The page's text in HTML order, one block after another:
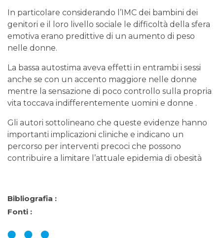
In particolare considerando l’IMC dei bambini dei
genitori e il loro livello sociale le difficoltà della sfera
emotiva erano predittive di un aumento di peso
nelle donne.
La bassa autostima aveva effetti in entrambi i sessi
anche se con un accento maggiore nelle donne
mentre la sensazione di poco controllo sulla propria
vita toccava indifferentemente uomini e donne .
Gli autori sottolineano che queste evidenze hanno
importanti implicazioni cliniche e indicano un
percorso per interventi precoci che possono
contribuire a limitare l’attuale epidemia di obesità
Bibliografia :
Fonti :